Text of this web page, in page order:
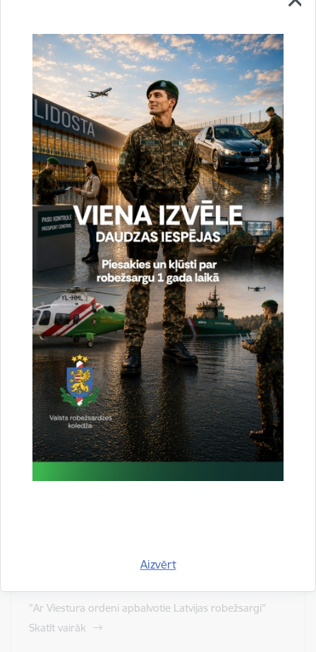
Aizvērt
Robežsardzes muzeja ekspozīcija
Skatīt vairāk
Foto atskats par Valsts robežsardzes
105.gadadienu
Virtuālā izstāde "Foto atskats par Valsts robežsardzes
105.gadadienu"
Skatīt vairāk
Ekskursijas VRK ekspozīcijā
Informācija par ekskursiju iespējām Valsts
robežsardzes koledžas ekspozīcijā
Skatīt vairāk
"Ar Viestura ordeni apbalvotie Latvijas robežsargi"
Skatīt vairāk